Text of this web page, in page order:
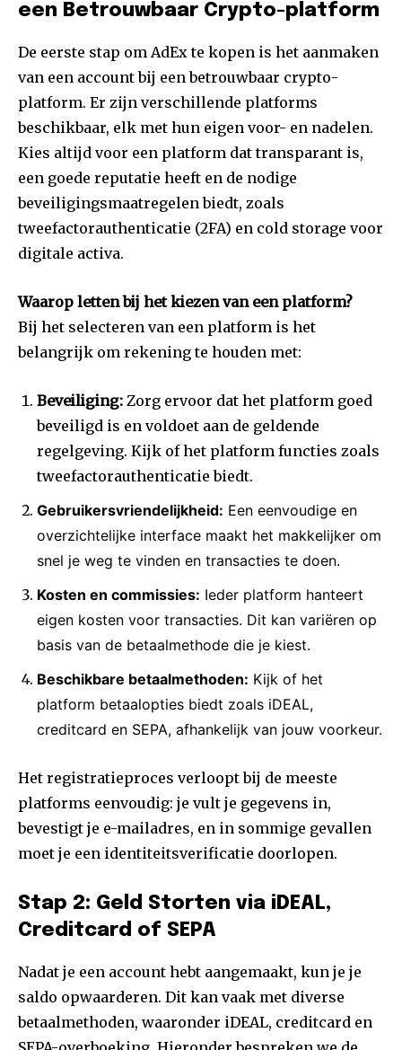
een Betrouwbaar Crypto-platform
De eerste stap om AdEx te kopen is het aanmaken
van een account bij een betrouwbaar crypto-
platform. Er zijn verschillende platforms
beschikbaar, elk met hun eigen voor- en nadelen.
Kies altijd voor een platform dat transparant is,
een goede reputatie heeft en de nodige
beveiligingsmaatregelen biedt, zoals
tweefactorauthenticatie (2FA) en cold storage voor
digitale activa.
Waarop letten bij het kiezen van een platform?
Bij het selecteren van een platform is het
belangrijk om rekening te houden met:
Beveiliging: Zorg ervoor dat het platform goed
beveiligd is en voldoet aan de geldende
regelgeving. Kijk of het platform functies zoals
tweefactorauthenticatie biedt.
Gebruikersvriendelijkheid: Een eenvoudige en
overzichtelijke interface maakt het makkelijker om
snel je weg te vinden en transacties te doen.
Kosten en commissies: Ieder platform hanteert
eigen kosten voor transacties. Dit kan variëren op
basis van de betaalmethode die je kiest.
Beschikbare betaalmethoden: Kijk of het
platform betaalopties biedt zoals iDEAL,
creditcard en SEPA, afhankelijk van jouw voorkeur.
Het registratieproces verloopt bij de meeste
platforms eenvoudig: je vult je gegevens in,
bevestigt je e-mailadres, en in sommige gevallen
moet je een identiteitsverificatie doorlopen.
Stap 2: Geld Storten via iDEAL,
Creditcard of SEPA
Nadat je een account hebt aangemaakt, kun je je
saldo opwaarderen. Dit kan vaak met diverse
betaalmethoden, waaronder iDEAL, creditcard en